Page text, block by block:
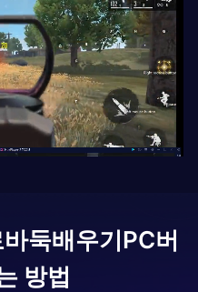
바둑배우기PC버
방법